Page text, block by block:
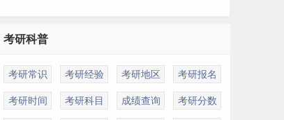
考研科普
考研常识 考研经验 考研地区 考研报名
考研时间 考研科目 成绩查询 考研分数